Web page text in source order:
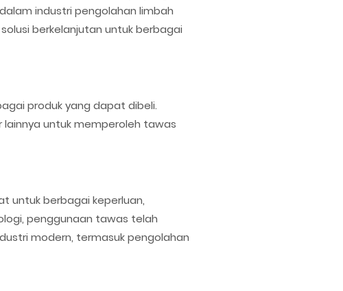
industri pengolahan limbah
berkelanjutan untuk berbagai
produk yang dapat dibeli.
untuk memperoleh tawas
untuk berbagai keperluan,
penggunaan tawas telah
modern, termasuk pengolahan